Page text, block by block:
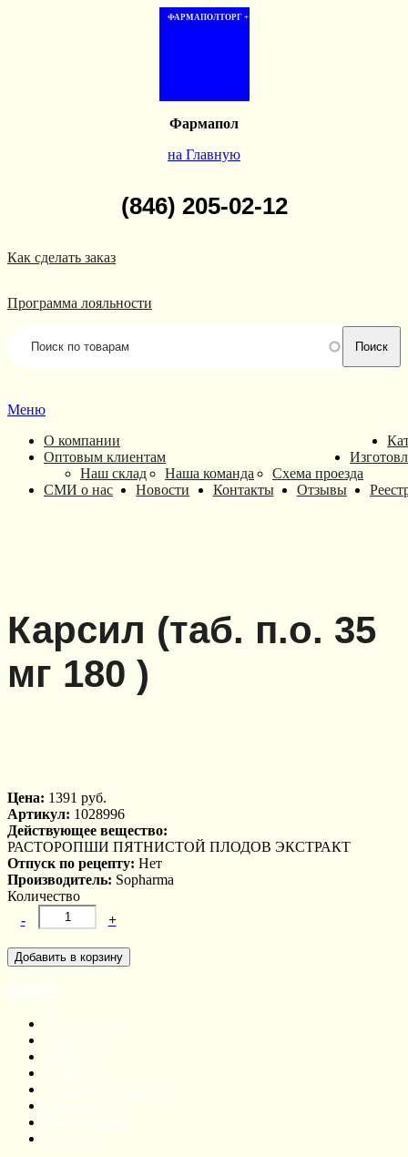
ФАРМАПОЛТОРГ +
Фармапол
на Главную
(846) 205-02-12
Как сделать заказ
Программа лояльности
Меню
О компании
Оптовым клиентам
Наш склад
Наша команда Схема проезда
СМИ о нас Новости Контакты Отзывы
Карсил (таб. п.о. 35
мг 180 )
Цена: 1391 руб.
Артикул: 1028996
Действующее вещество:
РАСТОРОПШИ ПЯТНИСТОЙ ПЛОДОВ ЭКСТРАКТ
Отпуск по рецепту: Нет
Производитель: Sopharma
Количество
-
+